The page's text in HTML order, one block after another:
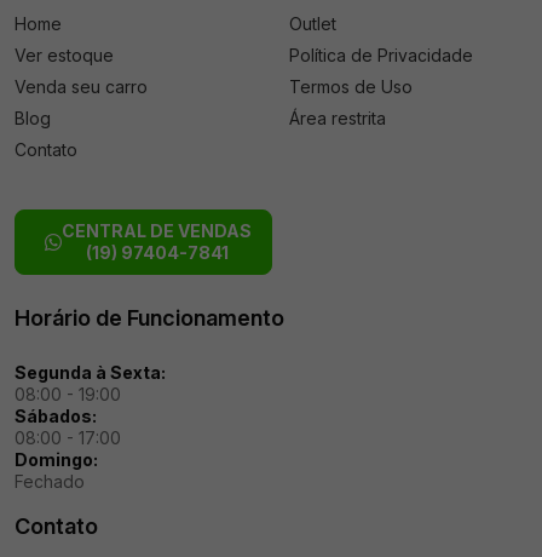
Home
Ver estoque
Venda seu carro
Blog
Contato
Outlet
Política de Privacidade
Termos de Uso
Área restrita
CENTRAL DE VENDAS
(19) 97404-7841
Horário de Funcionamento
Segunda à Sexta:
08:00 - 19:00
Sábados:
08:00 - 17:00
Domingo:
Fechado
Contato